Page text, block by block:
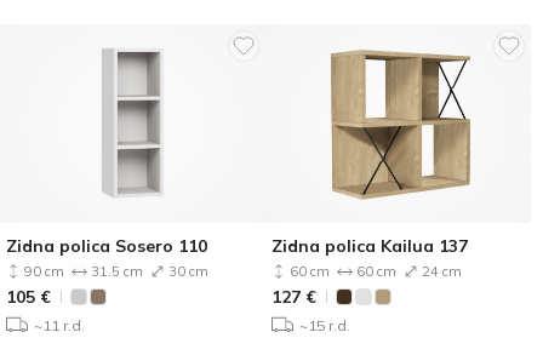
Zidna polica Sosero 110
90 cm 31.5 cm 30 cm
105 €
~11 r.d.
Zidna polica Kailua 137
60 cm 60 cm 24 cm
127 €
~15 r.d.